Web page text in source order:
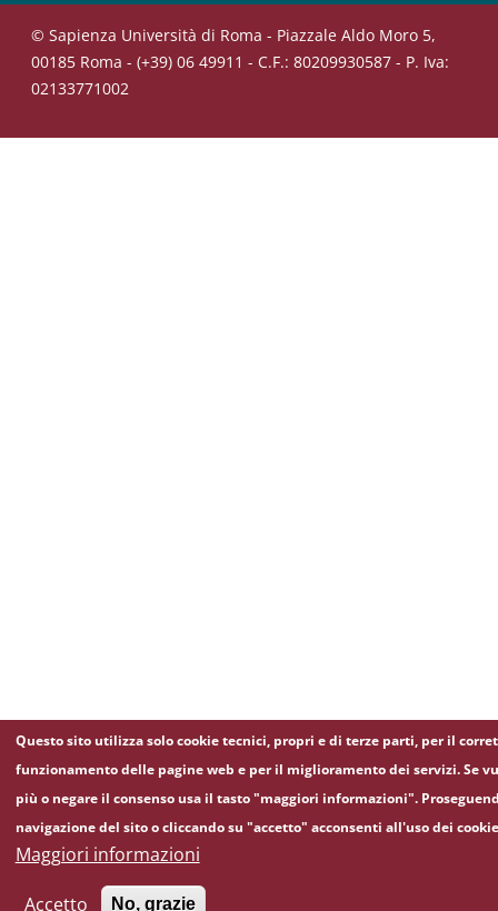
© Sapienza Università di Roma - Piazzale Aldo Moro 5,
00185 Roma - (+39) 06 49911 - C.F.: 80209930587 - P. Iva:
02133771002
Questo sito utilizza solo cookie tecnici, propri e di terze parti, per il
funzionamento delle pagine web e per il miglioramento dei servizi. Se
più o negare il consenso usa il tasto "maggiori informazioni".
navigazione del sito o cliccando su "accetto" acconsenti all'uso dei
Maggiori informazioni
Accetto No, grazie